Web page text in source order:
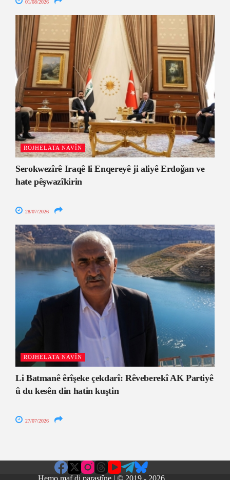
01/08/2026
ROJHELATA NAVÎN
Serokwezîrê Iraqê li Enqereyê ji aliyê Erdoğan ve
hate pêşwazîkirin
28/07/2026
ROJHELATA NAVÎN
Li Batmanê êrîşeke çekdarî: Rêveberekî AK Partiyê
û du kesên din hatin kuştin
27/07/2026
Hemo maf di parastîne | © 2019 - 2026